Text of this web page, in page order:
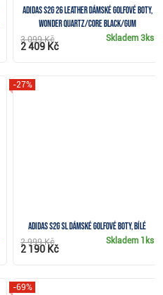
Adidas S2G 26 Leather dámské golfové boty,
wonder quartz/core black/gum
Skladem3ks
3 099 Kč
2 409 Kč
Adidas S2G SL dámské golfové boty, bílé
-27%
Skladem 1ks
2 999 Kč
2 190 Kč
-69%